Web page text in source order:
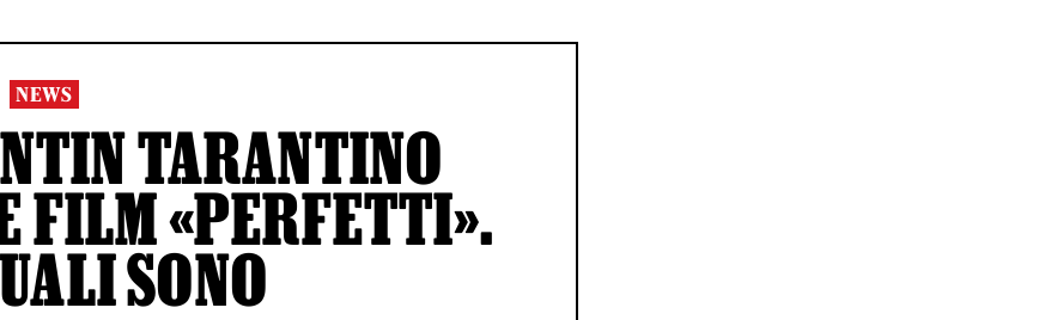
NEWS
TARANTINO
FILM «PERFETTI».
SONO